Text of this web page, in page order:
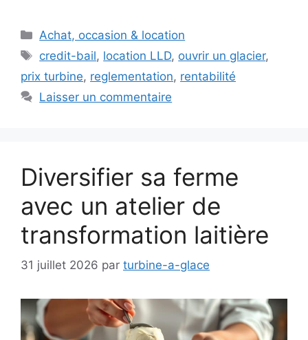
Catégories
Achat, occasion & location
Étiquettes
credit-bail, location LLD, ouvrir un glacier,
prix turbine, reglementation, rentabilité
Laisser un commentaire
Diversifier sa ferme
avec un atelier de
transformation laitière
31 juillet 2026 par turbine-a-glace